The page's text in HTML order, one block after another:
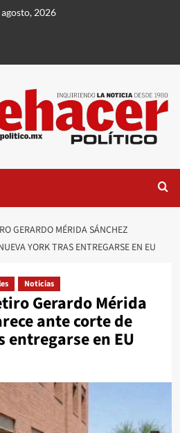
2026
GERARDO MÉRIDA SÁNCHEZ
YORK TRAS ENTREGARSE EN EU
Noticias
Gerardo Mérida
ante corte de
entregarse en EU